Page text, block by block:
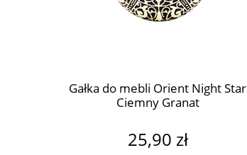
Gałka do mebli Orient Night Star
Ciemny Granat
25,90 zł